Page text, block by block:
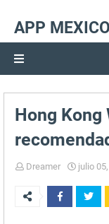
APP MEXICO
Hong Kong
Dreamer julio